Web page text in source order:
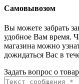
Самовывозом
Вы можете забрать
удобное Вам время.
магазина можно
дожидаться Вас в
Задать вопрос о